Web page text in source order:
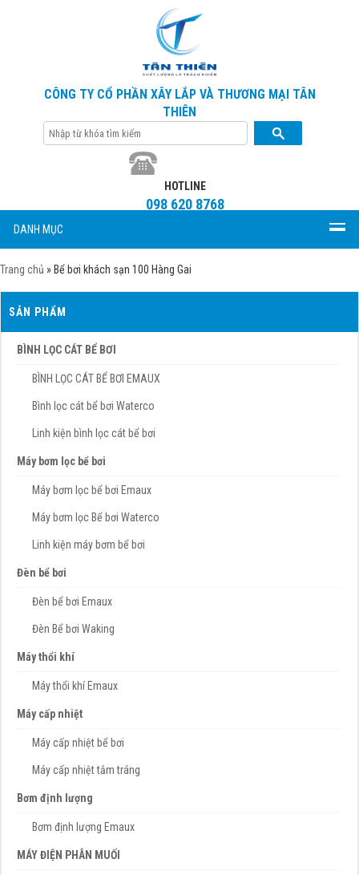
CÔNG TY CỔ PHẦN XÂY LẮP VÀ THƯƠNG MẠI TÂN
THIÊN
HOTLINE
098 620 8768
DANH MỤC
Trang chủ » Bể bơi khách sạn 100 Hàng Gai
SẢN PHẨM
BÌNH LỌC CÁT BỂ BƠI
BÌNH LỌC CÁT BỂ BƠI EMAUX
Bình lọc cát bể bơi Waterco
Linh kiện bình lọc cát bể bơi
Máy bơm lọc bể bơi
Máy bơm lọc bể bơi Emaux
Máy bơm lọc Bể bơi Waterco
Linh kiện máy bơm bể bơi
Đèn bể bơi
Đèn bể bơi Emaux
Đèn Bể bơi Waking
Máy thổi khí
Máy thổi khí Emaux
Máy cấp nhiệt
Máy cấp nhiệt bể bơi
Máy cấp nhiệt tắm tráng
Bơm định lượng
Bơm định lượng Emaux
MÁY ĐIỆN PHÂN MUỐI